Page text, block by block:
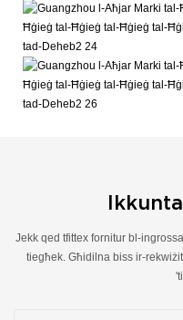
Jekk qed tfittex fornitur bl-
tiegħek. Għidilna biss ir-